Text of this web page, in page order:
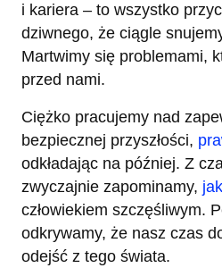
i kariera – to wszystko
dziwnego, że ciągle
Martwimy się problemami,
przed nami.
Ciężko pracujemy nad
bezpiecznej przyszłości,
odkładając na później. Z
zwyczajnie zapominamy,
człowiekiem szczęśliwym.
odkrywamy, że nasz czas
odejść z tego świata.